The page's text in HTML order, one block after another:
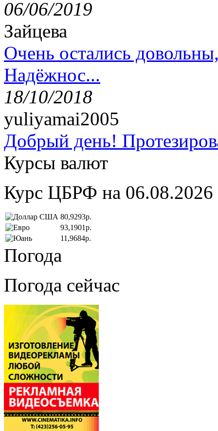
06/06/2019
Зайцева
Очень остались
Надёжнос...
18/10/2018
yuliyamai2005
Добрый день!
Курсы валют
Курс ЦБРФ на 06.08.2026
80,9293р.
93,1901р.
11,9684р.
Погода
Погода сейчас